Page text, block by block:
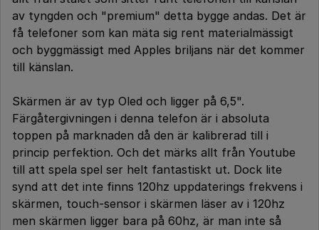
av tyngden och "premium" detta bygge andas. Det är
få telefoner som kan mäta sig rent materialmässigt
och byggmässigt med Apples briljans när det kommer
till känslan.
Skärmen är av typ Oled och ligger på 6,5".
Färgåtergivningen i denna telefon är i absoluta
toppen på marknaden då den är kalibrerad till i
princip perfektion. Och det märks allt från Youtube
till att spela spel ser helt fantastiskt ut. Dock lite
synd att det inte finns 120hz uppdaterings frekvens i
skärmen, touch-sensor i skärmen läser av i 120hz
men skärmen ligger bara på 60hz, är man inte så